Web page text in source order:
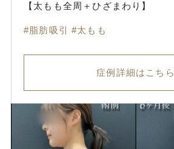
【太もも全周＋ひざまわり】
脂肪吸引 太もも
症例詳細はこちら